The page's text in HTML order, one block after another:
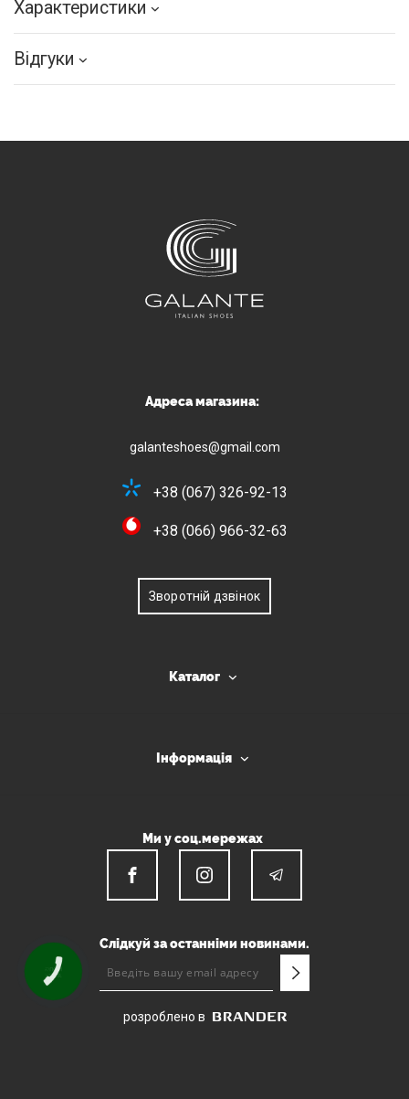
Характеристики
Відгуки
Адреса магазина:
galanteshoes@gmail.com
+38 (067) 326-92-13
+38 (066) 966-32-63
Зворотній дзвінок
Каталог
Інформація
Ми у соц.мережах
Слідкуй за останніми новинами.
розроблено в
КНОПКА
ЗВ'ЯЗКУ